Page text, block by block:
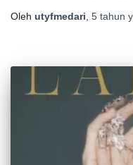
Oleh utyfmedari 5 tahun